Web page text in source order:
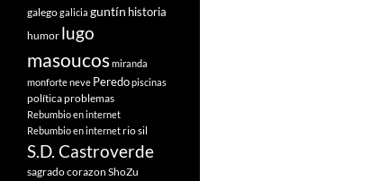
galegogalicia guntín historia
humor lugo
masoucosmiranda
monforteneve Peredopiscinas
políticaproblemas
Rebumbio en internet
Rebumbio en internetrio sil
S.D. Castroverde
sagrado corazon ShoZu